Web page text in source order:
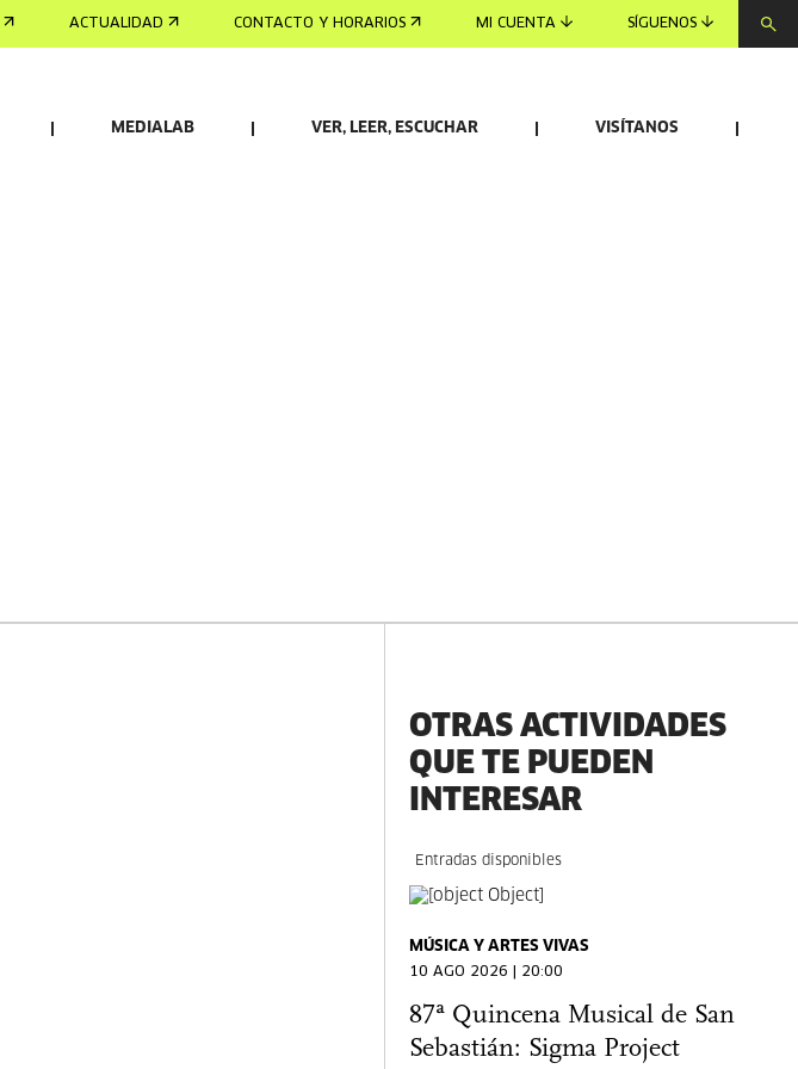
ACTUALIDAD CONTACTO Y HORARIOS MI CUENTA SÍGUENOS
MEDIALAB VER, LEER, ESCUCHAR VISÍTANOS
OTRAS ACTIVIDADES
QUE TE PUEDEN
INTERESAR
Entradas disponibles
MÚSICA Y ARTES VIVAS
10 AGO 2026 | 20:00
87ª Quincena Musical de San
Sebastián: Sigma Project